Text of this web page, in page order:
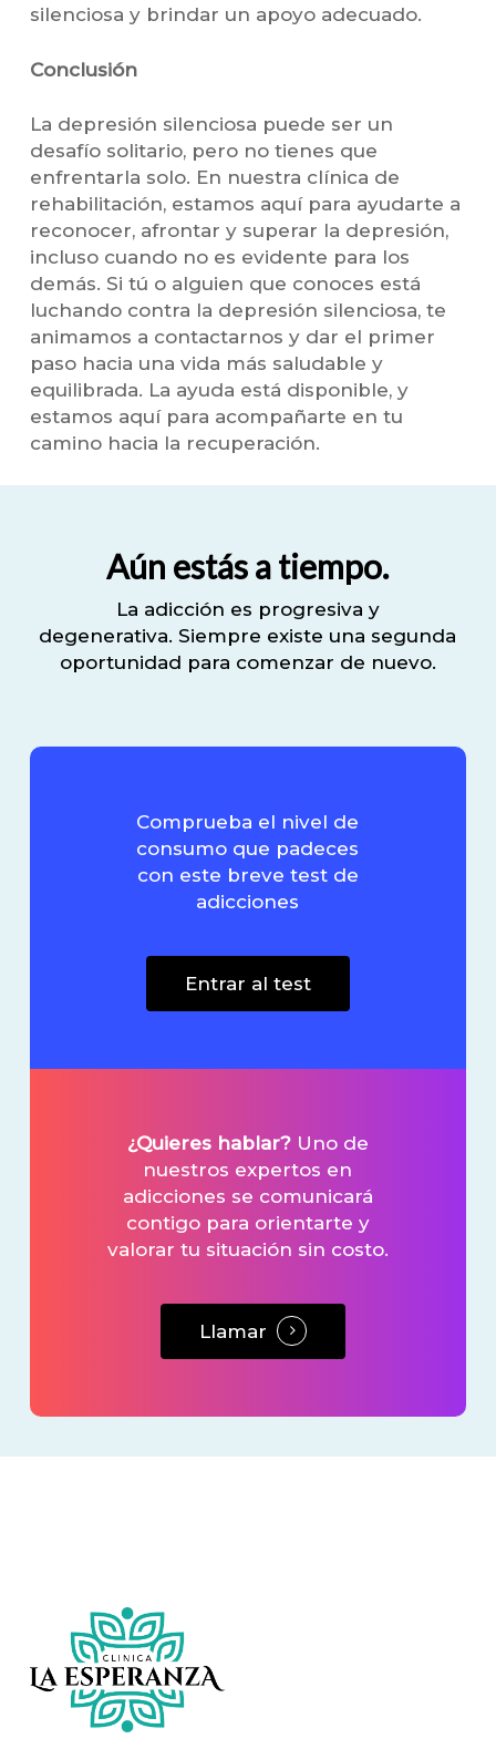
silenciosa y brindar un apoyo adecuado.
Conclusión
La depresión silenciosa puede ser un
desafío solitario, pero no tienes que
enfrentarla solo. En nuestra clínica de
rehabilitación, estamos aquí para ayudarte a
reconocer, afrontar y superar la depresión,
incluso cuando no es evidente para los
demás. Si tú o alguien que conoces está
luchando contra la depresión silenciosa, te
animamos a contactarnos y dar el primer
paso hacia una vida más saludable y
equilibrada. La ayuda está disponible, y
estamos aquí para acompañarte en tu
camino hacia la recuperación.
Aún estás a tiempo.
La adicción es progresiva y
degenerativa.Siempre existe una segunda
oportunidad para comenzar de nuevo.
Comprueba el nivel de
consumo que padeces
con este breve test de
adicciones
Entrar al test
¿Quieres hablar?Uno de
nuestros expertos en
adicciones se comunicará
contigo para orientarte y
valorar tu situación sin costo.
Llamar